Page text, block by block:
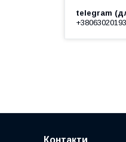
telegram
Контакти